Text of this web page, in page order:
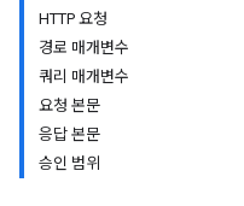
HTTP 요청
경로 매개변수
쿼리 매개변수
요청 본문
응답 본문
승인 범위